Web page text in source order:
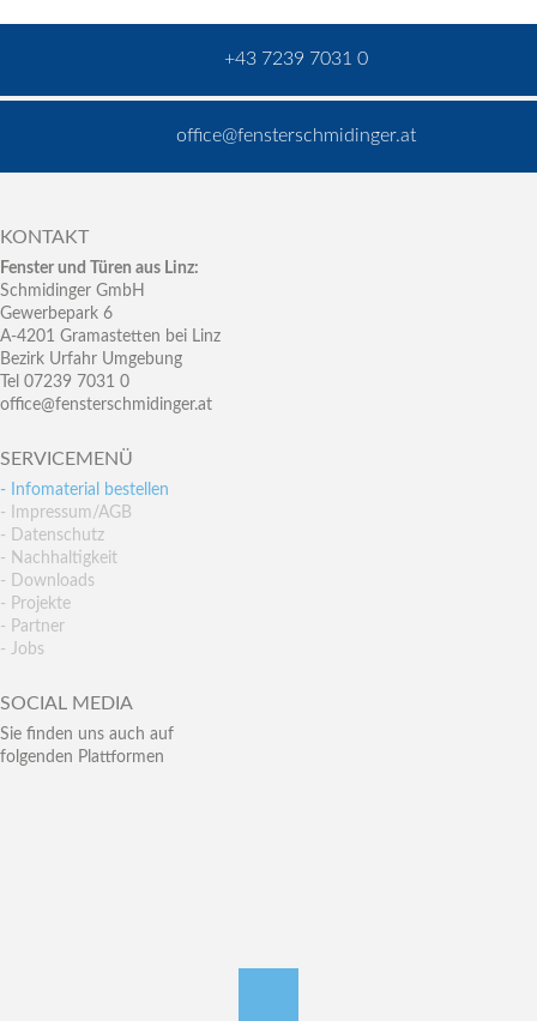
+43 7239 7031 0
office@fensterschmidinger.at
KONTAKT
Fenster und Türen aus Linz:
Schmidinger GmbH
Gewerbepark 6
A-4201 Gramastetten bei Linz
Bezirk Urfahr Umgebung
Tel 07239 7031 0
office@fensterschmidinger.at
SERVICEMENÜ
- Infomaterial bestellen
- Impressum/AGB
- Datenschutz
- Nachhaltigkeit
- Downloads
- Projekte
- Partner
- Jobs
SOCIAL MEDIA
Sie finden uns auch auf
folgenden Plattformen